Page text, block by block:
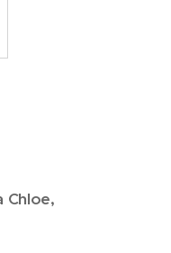
Chloe,